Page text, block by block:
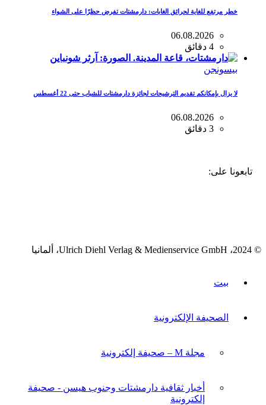
خطر مرتفع للغاية لحرائق الغابات: دارمشتات تفرض حظرًا على الشواء
06.08.2026
4 دقائق
بيسونجن
لا يزال بإمكانكم تقديم الترشيحات لجائزة دارمشتات للشباب حتى 22 أغسطس
06.08.2026
3 دقائق
تابعونا على:
© 2024، Ulrich Diehl Verlag & Medienservice GmbH، ألمانيا
بيت
الصحيفة الإلكترونية
مجلة M – صحيفة إلكترونية
أخبار ثقافية دارمشتات وجنوب هيسن - صحيفة
إلكترونية